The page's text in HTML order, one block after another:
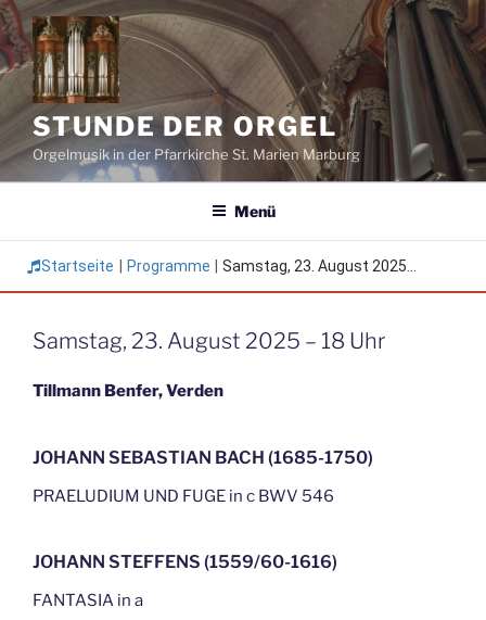
Zum
Inhalt
springen
STUNDE DER ORGEL
Orgelmusik in der Pfarrkirche St. Marien Marburg
Menü
Startseite Programme Samstag, 23. August 2025...
Samstag, 23. August 2025 – 18 Uhr
Tillmann Benfer, Verden
JOHANN SEBASTIAN BACH (1685-1750)
PRAELUDIUM UND FUGE in c BWV 546
JOHANN STEFFENS (1559/60-1616)
FANTASIA in a